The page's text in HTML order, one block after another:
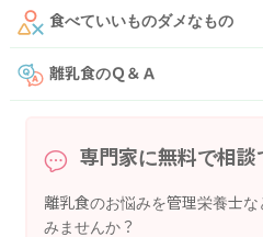
食べていいものダメなもの
離乳食のＱ＆Ａ
専門家に無料で相談
離乳食のお悩みを管理栄養士
みませんか？